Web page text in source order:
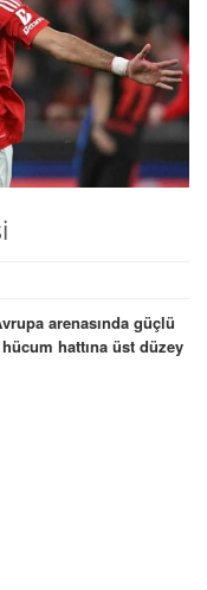
arenasında güçlü
hattına üst düzey